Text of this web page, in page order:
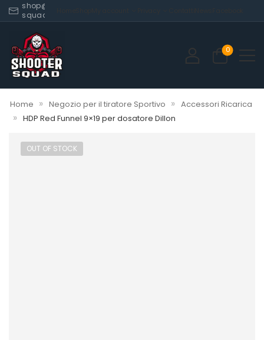
shop@shooter-
squad.com
0
Home » Negozio per il tiratore Sportivo » Accessori Ricarica
» HDP Red Funnel 9×19 per dosatore Dillon
OUT OF STOCK